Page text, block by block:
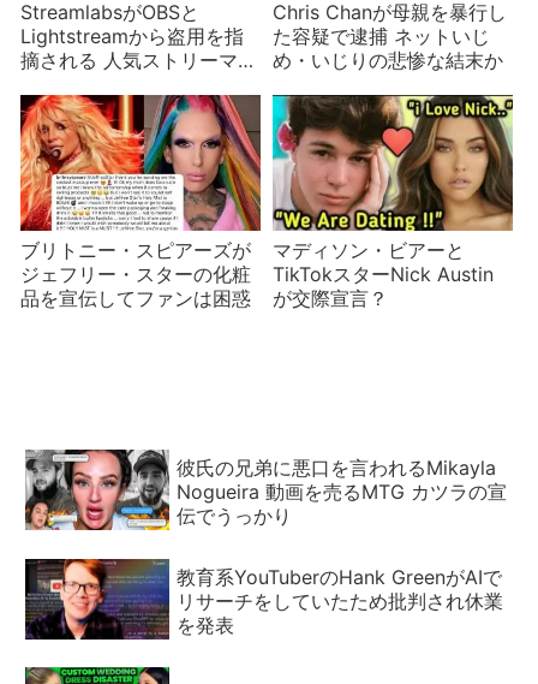
StreamlabsがOBSと
Lightstreamから盗用を指
摘される 人気ストリーマー
Chris Chanが母親を暴行し
た容疑で逮捕 ネットいじ
め・いじりの悲惨な結末か
ブリトニー・スピアーズが
ジェフリー・スターの化粧
品を宣伝してファンは困惑
マディソン・ビアーと
TikTokスターNick Austin
が交際宣言？
彼氏の兄弟に悪口を言われるMikayla
Nogueira 動画を売るMTG カツラの宣
伝でうっかり
教育系YouTuberのHank GreenがAIで
リサーチをしていたため批判され休業
を発表